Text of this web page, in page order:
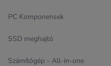
PC Komponensek
SSD meghajtó
Számítógép - All-in-one